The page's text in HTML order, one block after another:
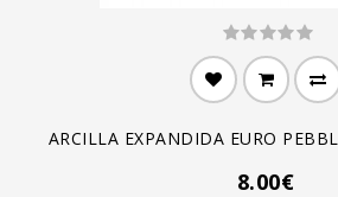
ARCILLA EXPANDIDA EURO
8.00€